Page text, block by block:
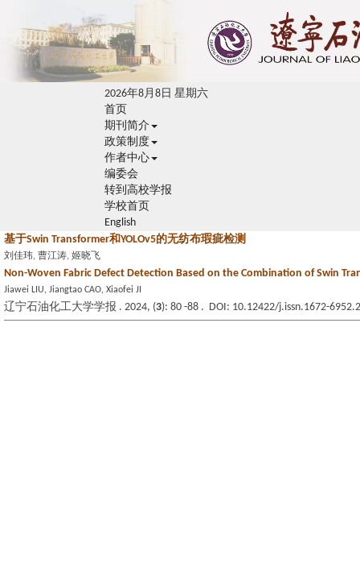
2026年8月8日 星期六
首页
期刊简介
政策制度
作者中心
编委会
转到高校学报
学校首页
English
基于Swin Transformer和YOLOv5的无纺布瑕疵检测
刘佳玮, 曹江涛, 姬晓飞
Non-Woven Fabric Defect Detection Based on the Combination of Swin
Jiawei LIU, Jiangtao CAO, Xiaofei JI
辽宁石油化工大学学报 . 2024, (3): 80 -88 . DOI: 10.12422/j.issn.1672-